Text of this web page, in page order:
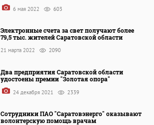
6 мая 2022 603
Электронные счета за свет получают более
79,5 тыс. жителей Саратовской области
21 марта 2022 2090
Два предприятия Саратовской области
удостоены премии "Золотая опора"
24 декабря 2021 2339
Сотрудники ПАО "Саратовэнерго" оказывают
волонтерскую помощь врачам